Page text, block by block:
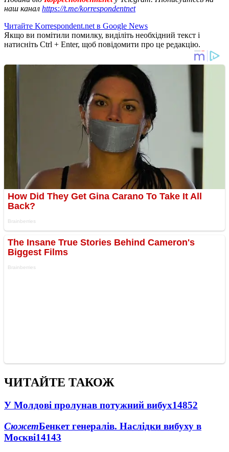
наш канал https://t.me/korrespondentnet
Читайте Korrespondent.net в Google News
Якщо ви помітили помилку, виділіть необхідний текст і
натисніть Ctrl + Enter, щоб повідомити про це редакцію.
ЧИТАЙТЕ ТАКОЖ
У Молдові пролунав потужний вибух14852
СюжетБенкет генералів. Наслідки вибуху в
Москві14143